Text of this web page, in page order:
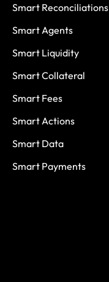
Smart Reconciliations
Smart Agents
Smart Liquidity
Smart Collateral
Smart Fees
Smart Actions
Smart Data
Smart Payments